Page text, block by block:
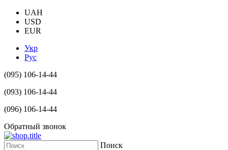
UAH
USD
EUR
Укр
Рус
(095) 106-14-44
(093) 106-14-44
(096) 106-14-44
Обратный звонок
Поиск